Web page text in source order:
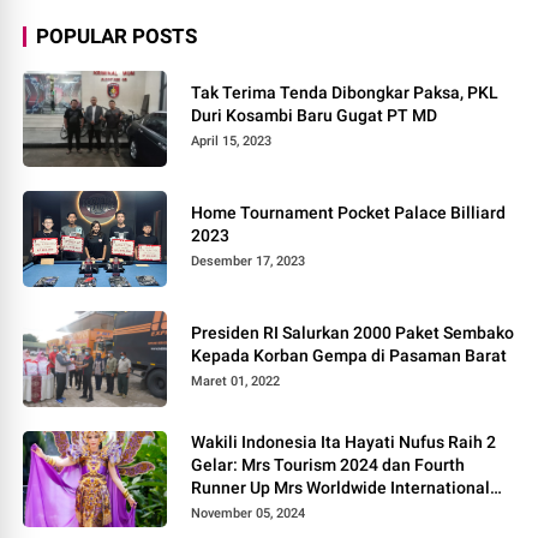
POPULAR POSTS
Tak Terima Tenda Dibongkar Paksa, PKL
Duri Kosambi Baru Gugat PT MD
April 15, 2023
Home Tournament Pocket Palace Billiard
2023
Desember 17, 2023
Presiden RI Salurkan 2000 Paket Sembako
Kepada Korban Gempa di Pasaman Barat
Maret 01, 2022
Wakili Indonesia Ita Hayati Nufus Raih 2
Gelar: Mrs Tourism 2024 dan Fourth
Runner Up Mrs Worldwide International
2024, di Pemilihan Mrs Worldwide 2024
November 05, 2024